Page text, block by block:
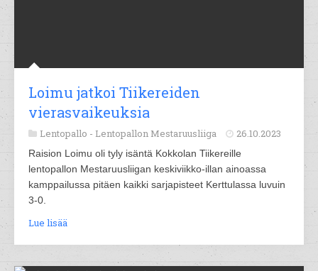
Loimu jatkoi Tiikereiden
vierasvaikeuksia
Lentopallo - Lentopallon Mestaruusliiga 26.10.2023
Raision Loimu oli tyly isäntä Kokkolan Tiikereille
lentopallon Mestaruusliigan keskiviikko-illan ainoassa
kamppailussa pitäen kaikki sarjapisteet Kerttulassa luvuin
3-0.
Lue lisää